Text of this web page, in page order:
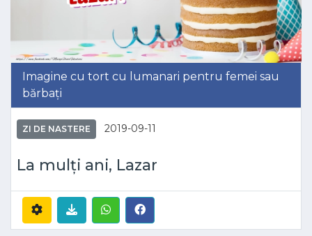
Imagine cu tort cu lumanari pentru femei sau
bărbați
ZI DE NASTERE 2019-09-11
La mulți ani, Lazar